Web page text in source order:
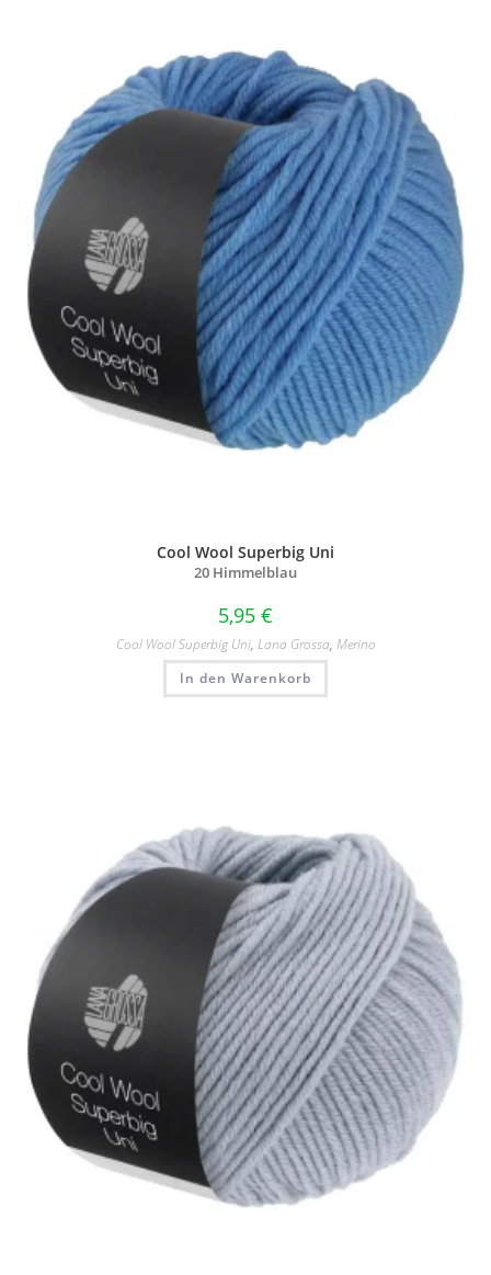
Cool Wool Superbig Uni
20 Himmelblau
5,95 €
Cool Wool Superbig Uni, Lana Grossa, Merino
In den Warenkorb